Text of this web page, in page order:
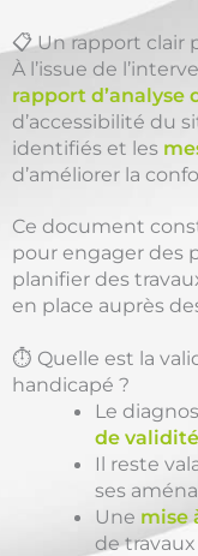
📋 Un rapport clair
À l’issue de
rapport d’analyse
d’accessibilité du
identifiés et les
d’améliorer la
Ce document
pour engager des
planifier des
en place auprès
⏱️ Quelle est la
handicapé ?
Le
de
Il reste
ses
Une mise
de